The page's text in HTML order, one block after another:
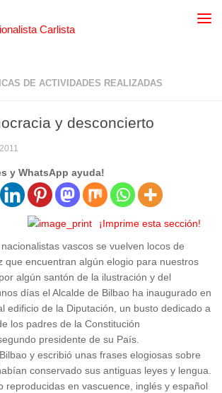
DE ACTIVIDADES REALIZADAS
y desconcierto
y WhatsApp ayuda!
¡Imprime esta sección!
vascos se vuelven locos de
que encuentran algún elogio para nuestros
algún santón de la ilustración y del
días el Alcalde de Bilbao ha inaugurado en
edificio de la Diputación, un busto dedicado a
los padres de la Constitución
presidente de su País.
y escribió unas frases elogiosas sobre
conservado sus antiguas leyes y lengua.
reproducidas en vascuence, inglés y español